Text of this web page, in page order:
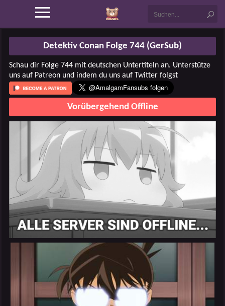
Detektiv Conan Folge 744 (GerSub)
Schau dir Folge 744 mit deutschen Untertiteln an. Unterstütze
uns auf Patreon und indem du uns auf Twitter folgst
Vorübergehend Offline